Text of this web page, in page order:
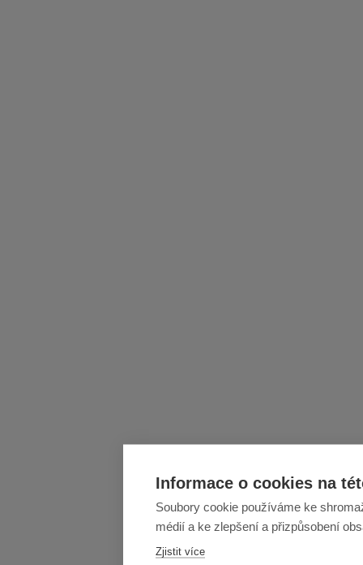
Informace o cookies na
Soubory cookie používáme ke
médií a ke zlepšení a přizpůsobení
Zjistit více